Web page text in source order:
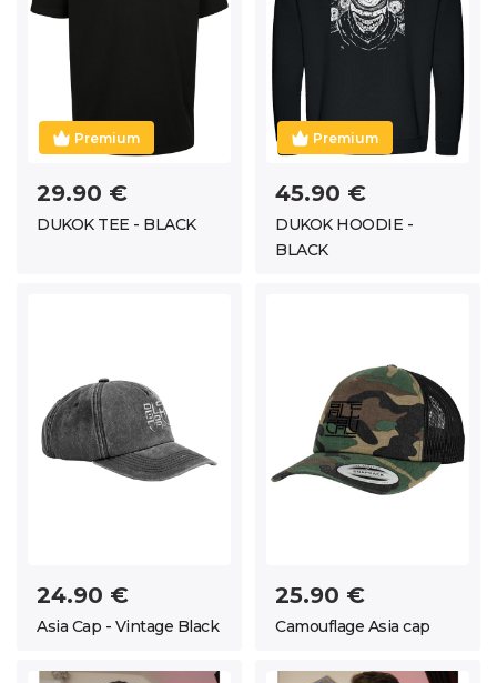
Premium
29.90 €
DUKOK TEE - BLACK
Premium
45.90 €
DUKOK HOODIE -
BLACK
24.90 €
Asia Cap - Vintage Black
25.90 €
Camouflage Asia cap